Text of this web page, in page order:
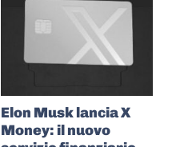
Elon Musk lancia X
Money: il nuovo